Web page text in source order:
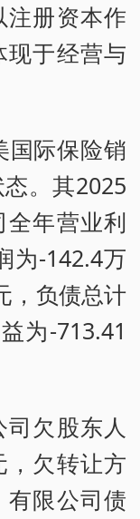
册资本作
现于经营与
际保险销
。其2025
年营业利
为-142.4万
，负债总计
为-713.41
欠股东人
，欠转让方
有限公司债